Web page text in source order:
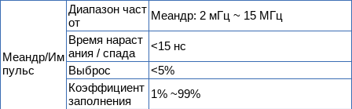
Меандр/Им
пульс
Диапазон част
от
Меандр: 2 мГц ~ 15 МГц
Время нараст
ания / спада
<15 нс
Выброс
<5%
Коэффициент
заполнения
1% ~99%